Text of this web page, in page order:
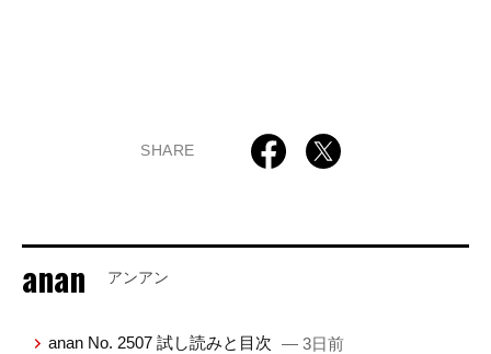
SHARE
anan アンアン
anan No. 2507 試し読みと目次 — 3日前